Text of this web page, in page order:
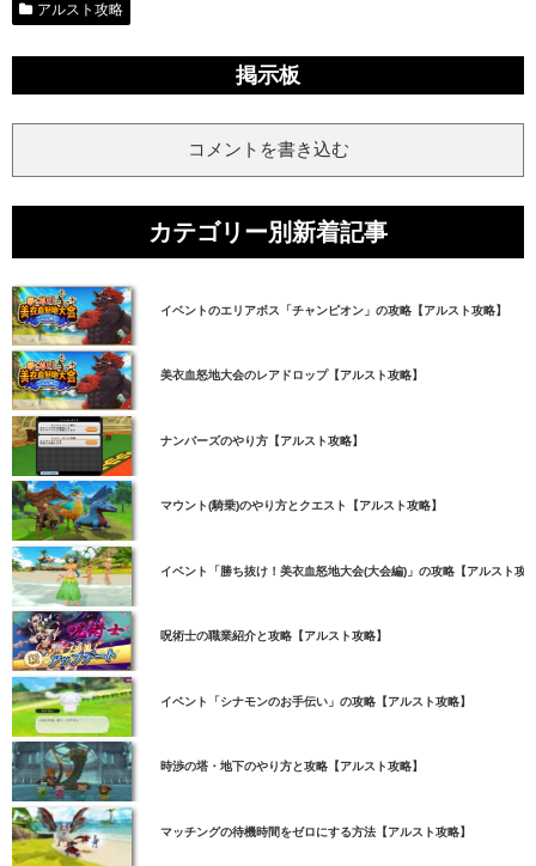
アルスト攻略
掲示板
コメントを書き込む
カテゴリー別新着記事
イベントのエリアボス「チャンピオン」の攻略【アルスト攻略】
美衣血怒地大会のレアドロップ【アルスト攻略】
ナンバーズのやり方【アルスト攻略】
マウント(騎乗)のやり方とクエスト【アルスト攻略】
イベント「勝ち抜け！美衣血怒地大会(大会編)」の攻略【アルスト攻
呪術士の職業紹介と攻略【アルスト攻略】
イベント「シナモンのお手伝い」の攻略【アルスト攻略】
時渉の塔・地下のやり方と攻略【アルスト攻略】
マッチングの待機時間をゼロにする方法【アルスト攻略】